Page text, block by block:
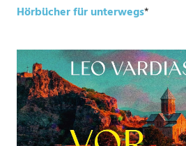
Hörbücher für unterwegs*